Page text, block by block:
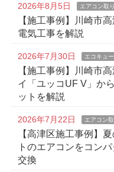
2026年8月5日 エアコン取
【施工事例】川崎市
電気工事を解説
2026年7月30日 エコキュ
【施工事例】川崎市
イ「ユッコUF V」か
ットを解説
2026年7月22日 エアコン
【高津区施工事例】
トのエアコンをコン
交換